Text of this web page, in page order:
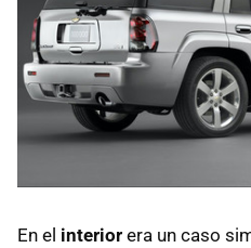
En el interior era un caso